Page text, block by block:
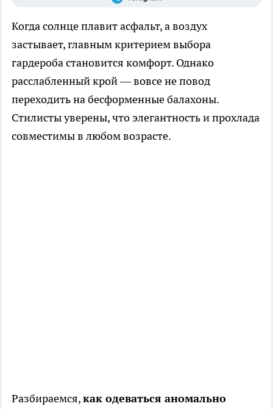
Когда солнце плавит асфальт, а воздух
застывает, главным критерием выбора
гардероба становится комфорт. Однако
расслабленный крой — вовсе не повод
переходить на бесформенные балахоны.
Стилисты уверены, что элегантность и прохлада
совместимы в любом возрасте.
Разбираемся,как одеваться аномально